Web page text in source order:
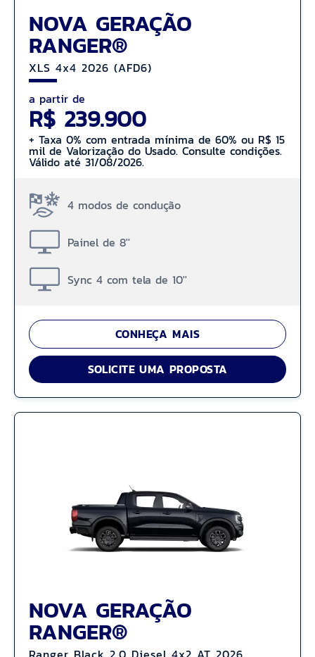
NOVA GERAÇÃO
RANGER®
XLS 4x4 2026 (AFD6)
a partir de
R$ 239.900
+ Taxa 0% com entrada mínima de 60% ou R$ 15
mil de Valorização do Usado. Consulte condições.
Válido até 31/08/2026.
4 modos de condução
Painel de 8''
Sync 4 com tela de 10''
CONHEÇA MAIS
SOLICITE UMA PROPOSTA
NOVA GERAÇÃO
RANGER®